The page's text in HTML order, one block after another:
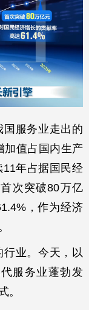
服务业走出的
加值占国内生产
年占据国民经
次突破80万亿
，作为经济
业。今天，以
服务业蓬勃发
。